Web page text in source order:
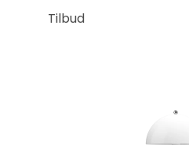
Tilbud